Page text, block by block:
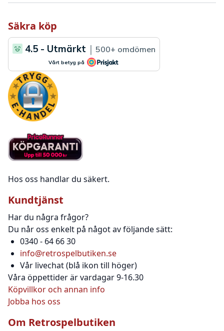
Säkra köp
Hos oss handlar du säkert.
Kundtjänst
Har du några frågor?
Du når oss enkelt på något av följande sätt:
0340 - 64 66 30
info@retrospelbutiken.se
Vår livechat (blå ikon till höger)
Våra öppettider är vardagar 9-16.30
Köpvillkor och annan info
Jobba hos oss
Om Retrospelbutiken